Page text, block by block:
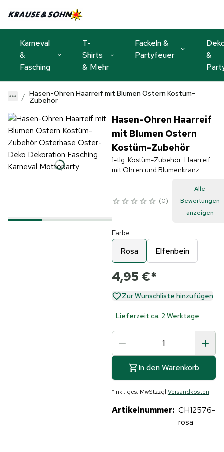
Karneval
&
Fasching
T-
Shirts
& Mehr
Fackeln &
Partyfeuer
&
Hasen-Ohren Haarreif mit Blumen Ostern Kostüm-
Zubehör
Hasen-Ohren Haarreif
mit Blumen Ostern
Kostüm-Zubehör
1-tlg. Kostüm-Zubehör: Haarreif
mit Ohren und Blumenkranz
0
Alle
Bewertungen
anzeigen
Farbe
Rosa Elfenbein
4,95 €*
Zur Wunschliste hinzufügen
Lieferzeit ca. 2 Werktage
In den Warenkorb
*inkl. ges. MwStzzgl.Versandkosten
Artikelnummer: CH12576-
rosa